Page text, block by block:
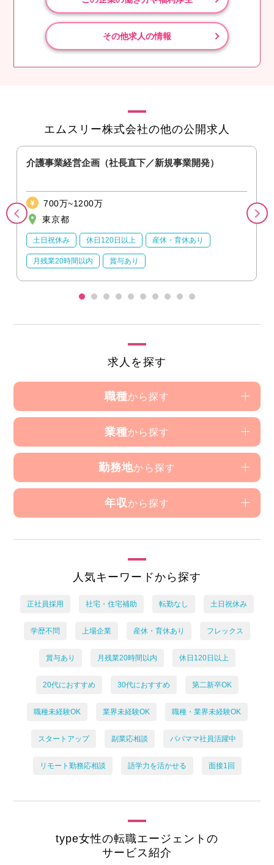
その他求人の情報
エムスリー株式会社の他の公開求人
介護事業経営企画（社長直下／新規事業開発）
700万~1200万
東京都
土日祝休み 休日120日以上 産休・育休あり
月残業20時間以内 賞与あり
求人を探す
職種から探す
業種から探す
勤務地から探す
年収 から探す
人気キーワードから探す
正社員採用 社宅・住宅補助 転勤なし 土日祝休み
学歴不問 上場企業 産休・育休あり フレックス
賞与あり 月残業20時間以内 休日120日以上
20代におすすめ 30代におすすめ 第二新卒OK
職種未経験OK 業界未経験OK 職種・業界未経験OK
スタートアップ 副業応相談 パパママ社員活躍中
リモート勤務応相談 語学力を活かせる 面接1回
type女性の転職エージェントの
サービス紹介